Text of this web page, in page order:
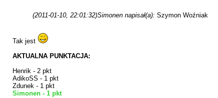
(2011-01-10, 22:01:32)Simonen napisał(a): Szymon Woźniak
Tak jest
AKTUALNA PUNKTACJA:
Henrik - 2 pkt
AdikoSS - 1 pkt
Zdunek - 1 pkt
Simonen - 1 pkt